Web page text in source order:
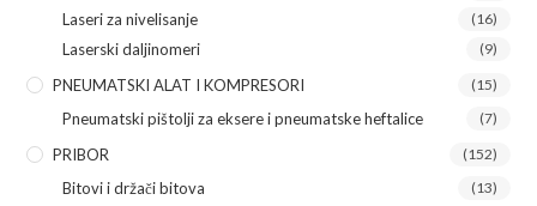
Laseri za nivelisanje (16)
Laserski daljinomeri (9)
PNEUMATSKI ALAT I KOMPRESORI (15)
Pneumatski pištolji za eksere i pneumatske heftalice (7)
PRIBOR (152)
Bitovi i držači bitova (13)